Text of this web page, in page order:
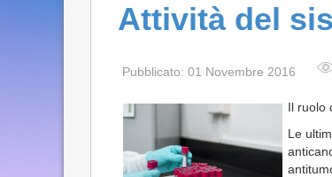
Attività del
Pubblicato: 01 Novembre 2016
Il ruolo
Le